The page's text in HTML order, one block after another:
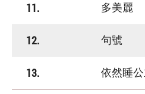
11. 多美麗
12. 句號
13. 依然睡公